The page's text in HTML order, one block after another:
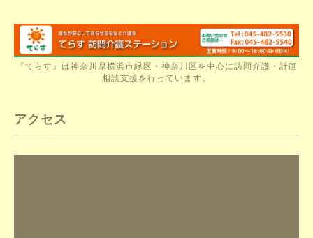
『てらす』は神奈川県横浜市緑区・神奈川区を中心に訪問介護・計画
相談支援を行っています。
アクセス